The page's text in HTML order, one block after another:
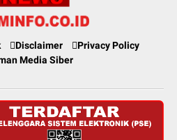
Disclaimer
Privacy Policy
Media Siber